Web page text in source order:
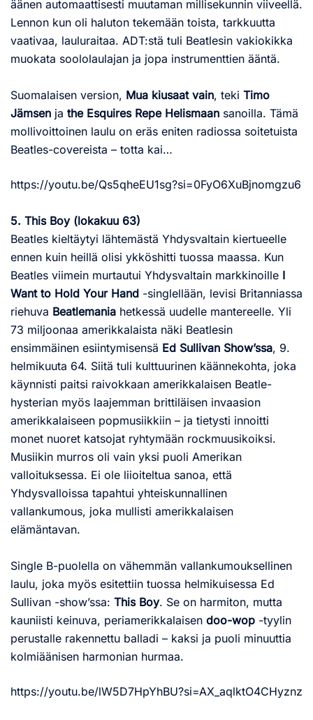
äänen automaattisesti muutaman millisekunnin viiveellä.
Lennon kun oli haluton tekemään toista, tarkkuutta
vaativaa, lauluraitaa. ADT:stä tuli Beatlesin vakiokikka
muokata soololaulajan ja jopa instrumenttien ääntä.
Suomalaisen version, Mua kiusaat vain, teki Timo
Jämsen ja the Esquires Repe Helismaan sanoilla. Tämä
mollivoittoinen laulu on eräs eniten radiossa soitetuista
Beatles-covereista – totta kai…
https://youtu.be/Qs5qheEU1sg?si=0FyO6XuBjnomgzu6
5. This Boy (lokakuu 63)
Beatles kieltäytyi lähtemästä Yhdysvaltain kiertueelle
ennen kuin heillä olisi ykköshitti tuossa maassa. Kun
Beatles viimein murtautui Yhdysvaltain markkinoille I
Want to Hold Your Hand -singlellään, levisi Britanniassa
riehuva Beatlemania hetkessä uudelle mantereelle. Yli
73 miljoonaa amerikkalaista näki Beatlesin
ensimmäinen esiintymisensä Ed Sullivan Show’ssa, 9.
helmikuuta 64. Siitä tuli kulttuurinen käännekohta, joka
käynnisti paitsi raivokkaan amerikkalaisen Beatle-
hysterian myös laajemman brittiläisen invaasion
amerikkalaiseen popmusiikkiin – ja tietysti innoitti
monet nuoret katsojat ryhtymään rockmuusikoiksi.
Musiikin murros oli vain yksi puoli Amerikan
valloituksessa. Ei ole liioiteltua sanoa, että
Yhdysvalloissa tapahtui yhteiskunnallinen
vallankumous, joka mullisti amerikkalaisen
elämäntavan.
Single B-puolella on vähemmän vallankumouksellinen
laulu, joka myös esitettiin tuossa helmikuisessa Ed
Sullivan -show’ssa: This Boy. Se on harmiton, mutta
kauniisti keinuva, periamerikkalaisen doo-wop -tyylin
perustalle rakennettu balladi – kaksi ja puoli minuuttia
kolmiäänisen harmonian hurmaa.
https://youtu.be/lW5D7HpYhBU?si=AX_aqlktO4CHyznz